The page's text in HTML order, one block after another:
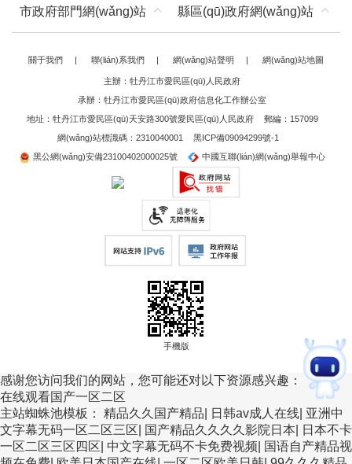
市政府部門網(wǎng)站 縣區(qū)政府網(wǎng)站
關于我們 | 聯(lián)系我們 | 網(wǎng)站聲明 | 網(wǎng)站地圖
主辦：牡丹江市愛民區(qū)人民政府
承辦：牡丹江市愛民區(qū)政府信息化工作辦公室
地址：牡丹江市愛民區(qū)天安路300號愛民區(qū)人民政府
郵編：157099
網(wǎng)站標識碼：2310040001
黑ICP備09094299號-1
黑公網(wǎng)安備23100402000025號
中國互聯(lián)網(wǎng)舉報中心
手機版
感谢您访问我们的网站，您可能还对以下资源感兴趣：
在线观看国产一区二区
主站蜘蛛池模板： 精品久久国产精品 日韩av成人在线 亚洲中
文字幕无码一区二区三区
国产精品久久久久影院日本
日本不卡
一区二区三区四区 中文字幕无码不卡免费视频
国语自产精品视